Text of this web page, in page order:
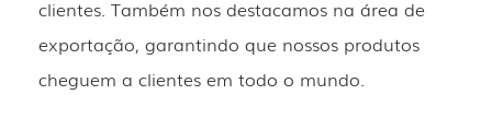
clientes. Também nos destacamos na área de
exportação, garantindo que nossos produtos
cheguem a clientes em todo o mundo.